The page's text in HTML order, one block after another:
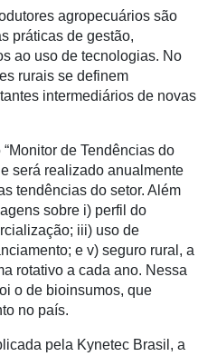
agropecuários são
práticas de gestão,
ao uso de tecnologias. No
rurais se definem
intermediários de novas
de Tendências do
será realizado anualmente
tendências do setor. Além
sobre i) perfil do
iii) uso de
e v) seguro rural, a
rotativo a cada ano. Nessa
o de bioinsumos, que
no país.
pela Kynetec Brasil, a